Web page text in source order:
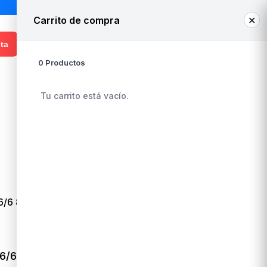
¡Hola! Ingresa o regístrate
Carrito de compra ✕
0 Productos
Tu carrito está vacío.